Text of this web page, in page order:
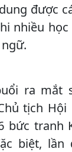
được
nhiều
ra mắt
tịch
bức tranh
biệt, lần